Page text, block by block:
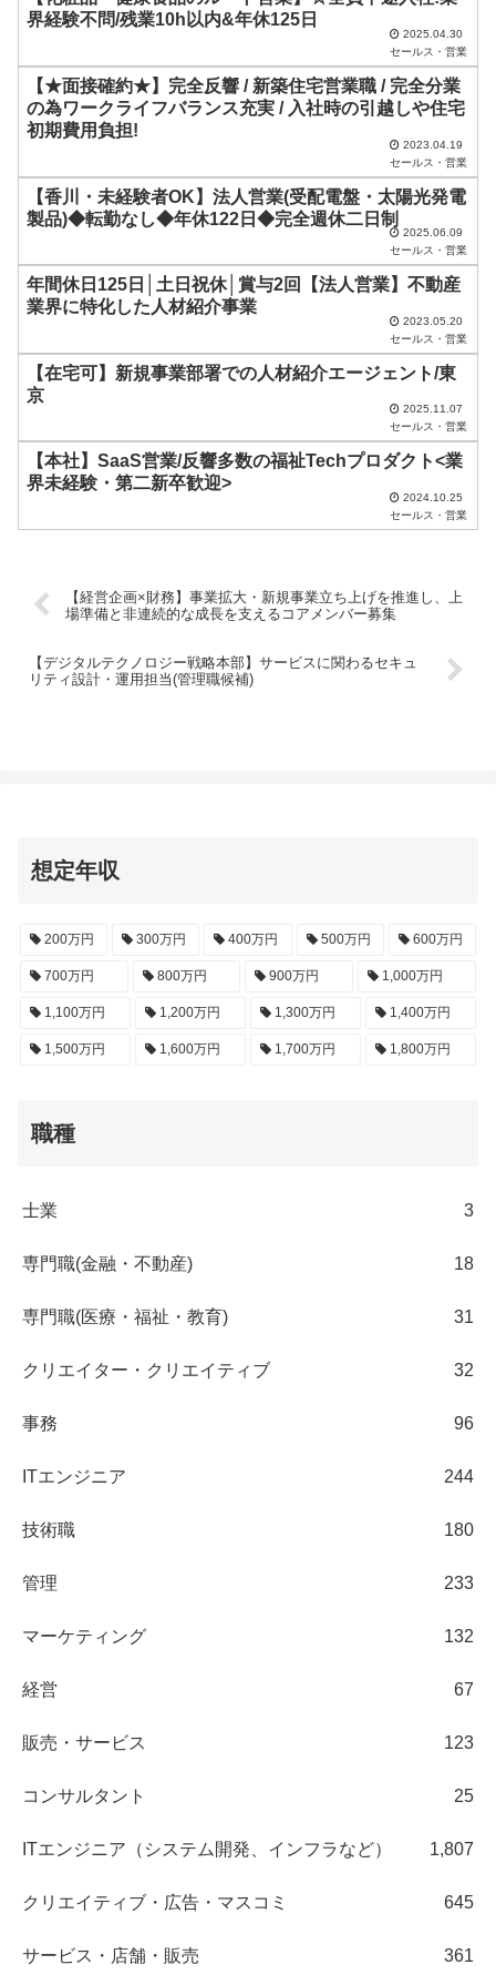
は
ま
に
し
く
だ
。
界経験不問/残業10h以内&年休125日
2025.04.30
セールス・営業
【★面接確約★】完全反響 / 新築住宅営業職 / 完全分業
の為ワークライフバランス充実 / 入社時の引越しや住宅
初期費用負担!
2023.04.19
セールス・営業
【香川・未経験者OK】法人営業(受配電盤・太陽光発電
製品)◆転勤なし◆年休122日◆完全週休二日制
2025.06.09
セールス・営業
年間休日125日│土日祝休│賞与2回【法人営業】不動産
業界に特化した人材紹介事業
2023.05.20
セールス・営業
【在宅可】新規事業部署での人材紹介エージェント/東
京
2025.11.07
セールス・営業
【本社】SaaS営業/反響多数の福祉Techプロダクト<業
界未経験・第二新卒歓迎>
2024.10.25
セールス・営業
【経営企画×財務】事業拡大・新規事業立ち上げを推進し、上
場準備と非連続的な成長を支えるコアメンバー募集
【デジタルテクノロジー戦略本部】サービスに関わるセキュ
リティ設計・運用担当(管理職候補)
想定年収
200万円 300万円 400万円 500万円 600万円
700万円 800万円 900万円 1,000万円
1,100万円 1,200万円 1,300万円 1,400万円
1,500万円 1,600万円 1,700万円 1,800万円
職種
士業 3
専門職(金融・不動産) 18
専門職(医療・福祉・教育) 31
クリエイター・クリエイティブ 32
事務 96
ITエンジニア 244
技術職 180
管理 233
マーケティング 132
経営 67
販売・サービス 123
コンサルタント 25
ITエンジニア（システム開発、インフラなど） 1,807
クリエイティブ・広告・マスコミ 645
サービス・店舗・販売 361